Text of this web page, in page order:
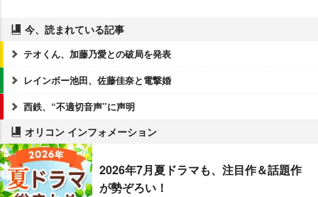
今、読まれている記事
テオくん、加藤乃愛との破局を発表
レインボー池田、佐藤佳奈と電撃婚
西鉄、“不適切音声”に声明
オリコン インフォメーション
2026年7月夏ドラマも、注目作＆話題作
が勢ぞろい！